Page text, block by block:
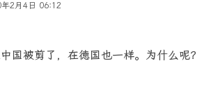
2月4日 06:12
国被剪了，在德国也一样。为什么呢？